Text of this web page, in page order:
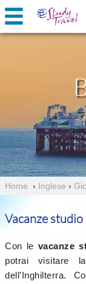
Home › Inglese ›
Vacanze
Con le vacanze
potrai visitare
dell'Inghilterra.